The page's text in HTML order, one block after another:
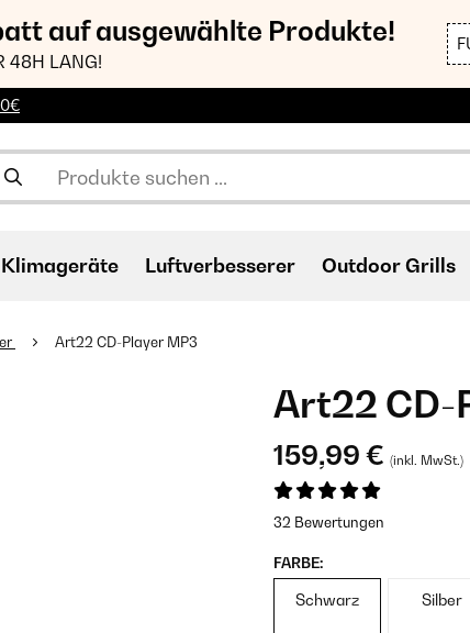
auf ausgewählte Produkte!
48H LANG!
Klimageräte Luftverbesserer Outdoor Grills
Art22 CD-Player MP3
Art22 CD-
159,99 € (inkl. MwSt.)
32 Bewertungen
FARBE:
Schwarz Silber